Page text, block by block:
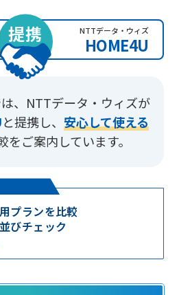
NTTデータ・ウィズ
HOME4U
提携
、 NTTデータ・ウィズが
と提携し、安心して使える
をご案内しています。
プランを比較
びチェック